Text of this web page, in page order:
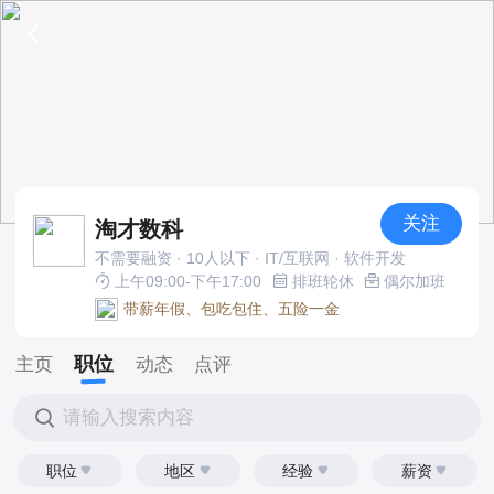
淘才数科 关注
不需要融资 · 10人以下 · IT/互联网 · 软件开发
上午09:00-下午17:00
排班轮休
偶尔加班
带薪年假、包吃包住、五险一金
主页 职位 动态 点评
请输入搜索内容
职位 地区 经验 薪资